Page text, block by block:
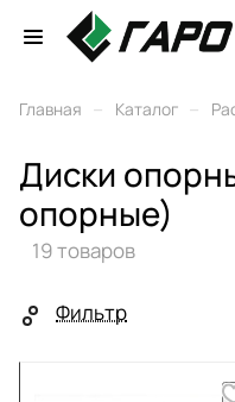
Главная – Каталог –
Диски
опорные)
19 товаров
Фильтр